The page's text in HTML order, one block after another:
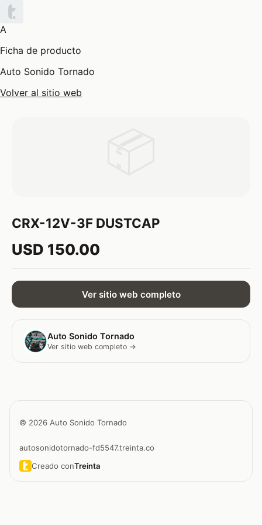
A
Ficha de producto
Auto Sonido Tornado
Volver al sitio web
CRX-12V-3F DUSTCAP
USD 150.00
Ver sitio web completo
Auto Sonido Tornado
Ver sitio web completo →
© 2026 Auto Sonido Tornado
autosonidotornado-fd5547.treinta.co
Creado conTreinta